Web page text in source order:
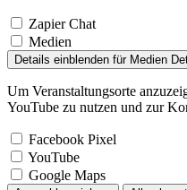
Zapier Chat
Medien
Details einblenden für Medien
Um Veranstaltungsorte
YouTube zu nutzen und zur
Facebook Pixel
YouTube
Google Maps